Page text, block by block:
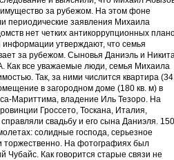
имущество за рубежом. На этом фоне
периодические заявления Михаила
нет четких антикоррупционных
утверждают, что семья
за рубежом. Сыновья Даниэль и
Как все уважаемые люди, семья Михаила
Так, за ними числится квартира
в загородном доме (180 кв. м) в
Мариттима, владение Иль Тезоро. На
Гроссето, Тоскана, Италия,
свадьбу и его сына Даниэля. 150
солидные господа, серьезное
торжественно. На фотографиях был
Чубайс. Как говорится старые связи не